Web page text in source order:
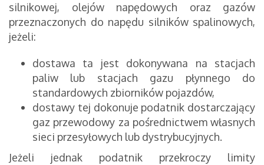
silnikowej, olejów napędowych oraz gazów
przeznaczonych do napędu silników spalinowych,
jeżeli:
dostawa ta jest dokonywana na stacjach
paliw lub stacjach gazu płynnego do
standardowych zbiorników pojazdów,
dostawy tej dokonuje podatnik dostarczający
gaz przewodowy za pośrednictwem własnych
sieci przesyłowych lub dystrybucyjnych.
Jeżeli jednak podatnik przekroczy limity